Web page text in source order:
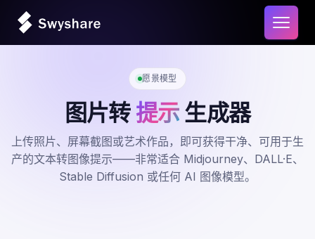
打开主
愿景模型
图片转 提示 生成器
上传照片、屏幕截图或艺术作品，即可获得干净、可用于生
产的文本转图像提示——非常适合 Midjourney、DALL·E、
Stable Diffusion 或任何 AI 图像模型。